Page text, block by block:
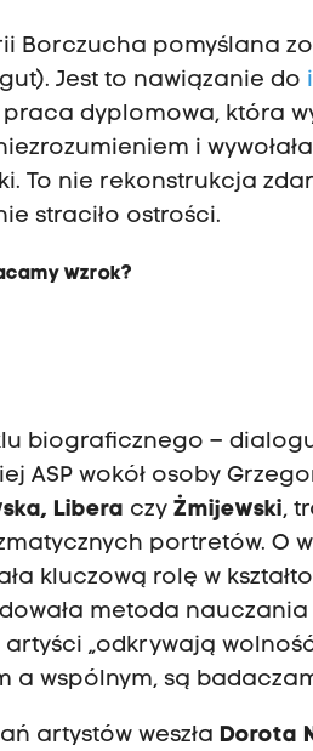
Borczucha pomyślana
Jest to nawiązanie do
dyplomowa, która
i
To nie rekonstrukcja
straciło ostrości.
wzrok?
biograficznego –
ASP wokół osoby
Libera czyŻmijewski,
portretów. O
kluczową rolę w
metoda
„odkrywają
a wspólnym, są
artystów weszłaDorota